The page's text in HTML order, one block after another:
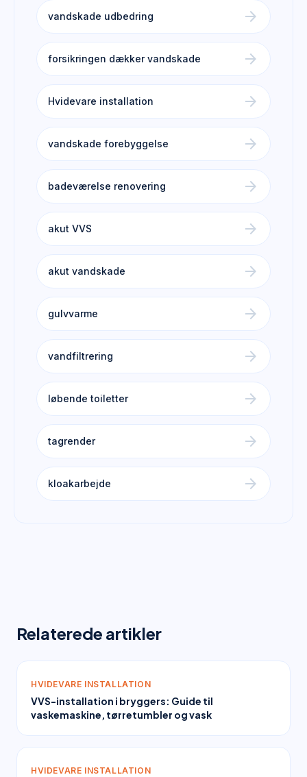
vandskade udbedring arrow_forward
forsikringen dækker vandskade arrow_forward
Hvidevare installation arrow_forward
vandskade forebyggelse arrow_forward
badeværelse renovering arrow_forward
akut VVS arrow_forward
akut vandskade arrow_forward
gulvvarme arrow_forward
vandfiltrering arrow_forward
løbende toiletter arrow_forward
tagrender arrow_forward
kloakarbejde arrow_forward
Relaterede artikler
HVIDEVARE INSTALLATION
VVS-installation i bryggers: Guide til
vaskemaskine, tørretumbler og vask
HVIDEVARE INSTALLATION